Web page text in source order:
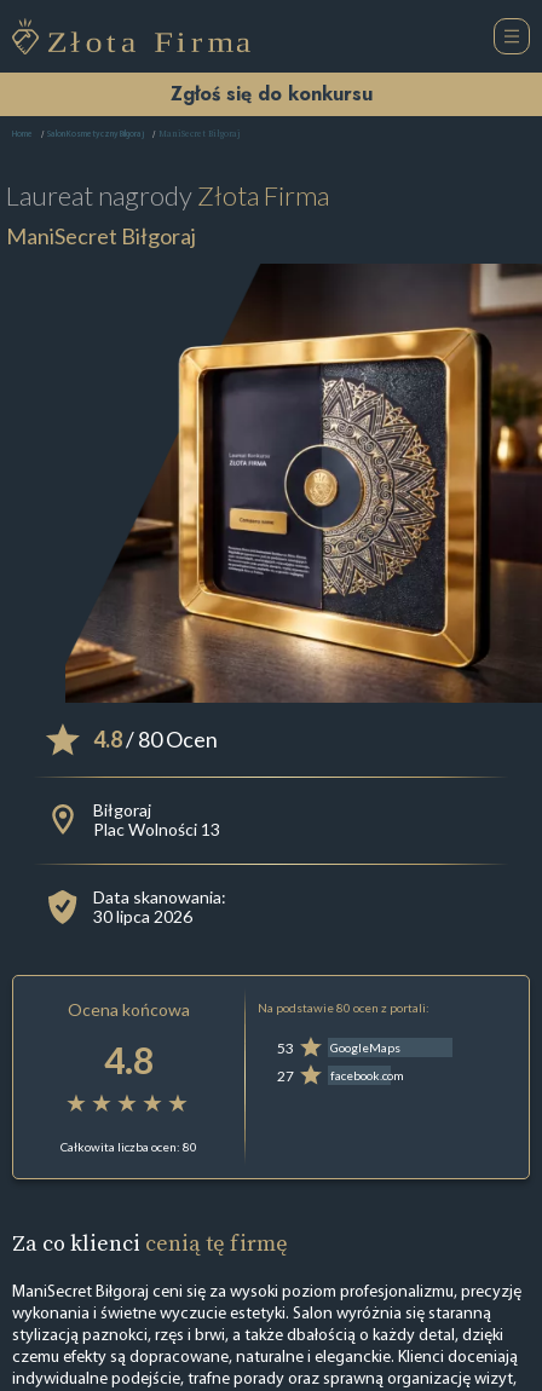
Zgłoś się do konkursu
Home Salon Kosmetyczny Biłgoraj ManiSecret Biłgoraj
Laureat nagrodyZłota Firma
ManiSecret Biłgoraj
4.8/ 80 Ocen
Biłgoraj
Plac Wolności 13
Data skanowania:
30 lipca 2026
Ocena końcowa
4.8
Całkowita liczba ocen: 80
Na podstawie 80 ocen z portali:
53 GoogleMaps
27 facebook.com
Za co klienci cenią tę firmę
ManiSecret Biłgoraj ceni się za wysoki poziom profesjonalizmu, precyzję
wykonania i świetne wyczucie estetyki. Salon wyróżnia się staranną
stylizacją paznokci, rzęs i brwi, a także dbałością o każdy detal, dzięki
czemu efekty są dopracowane, naturalne i eleganckie. Klienci doceniają
indywidualne podejście, trafne porady oraz sprawną organizację wizyt,